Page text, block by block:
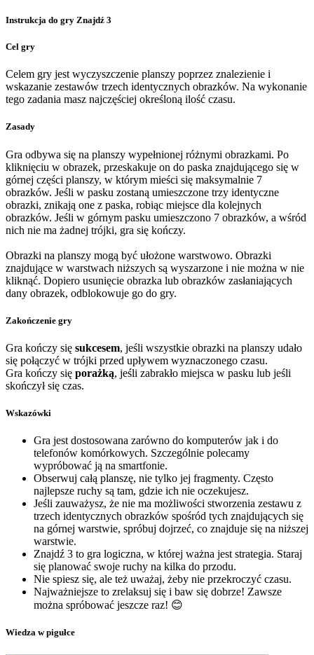
Instrukcja do gry Znajdź 3
Cel gry
Celem gry jest wyczyszczenie planszy poprzez znalezienie i
wskazanie zestawów trzech identycznych obrazków. Na wykonanie
tego zadania masz najczęściej określoną ilość czasu.
Zasady
Gra odbywa się na planszy wypełnionej różnymi obrazkami. Po
kliknięciu w obrazek, przeskakuje on do paska znajdującego się w
górnej części planszy, w którym mieści się maksymalnie 7
obrazków. Jeśli w pasku zostaną umieszczone trzy identyczne
obrazki, znikają one z paska, robiąc miejsce dla kolejnych
obrazków. Jeśli w górnym pasku umieszczono 7 obrazków, a wśród
nich nie ma żadnej trójki, gra się kończy.
Obrazki na planszy mogą być ułożone warstwowo. Obrazki
znajdujące w warstwach niższych są wyszarzone i nie można w nie
kliknąć. Dopiero usunięcie obrazka lub obrazków zasłaniających
dany obrazek, odblokowuje go do gry.
Zakończenie gry
Gra kończy się sukcesem, jeśli wszystkie obrazki na planszy udało
się połączyć w trójki przed upływem wyznaczonego czasu.
Gra kończy się porażką, jeśli zabrakło miejsca w pasku lub jeśli
skończył się czas.
Wskazówki
Gra jest dostosowana zarówno do komputerów jak i do
telefonów komórkowych. Szczególnie polecamy
wypróbować ją na smartfonie.
Obserwuj całą planszę, nie tylko jej fragmenty. Często
najlepsze ruchy są tam, gdzie ich nie oczekujesz.
Jeśli zauważysz, że nie ma możliwości stworzenia zestawu z
trzech identycznych obrazków spośród tych znajdujących się
na górnej warstwie, spróbuj dojrzeć, co znajduje się na niższej
warstwie.
Znajdź 3 to gra logiczna, w której ważna jest strategia. Staraj
się planować swoje ruchy na kilka do przodu.
Nie spiesz się, ale też uważaj, żeby nie przekroczyć czasu.
Najważniejsze to zrelaksuj się i baw się dobrze! Zawsze
można spróbować jeszcze raz! 😊
Wiedza w pigułce